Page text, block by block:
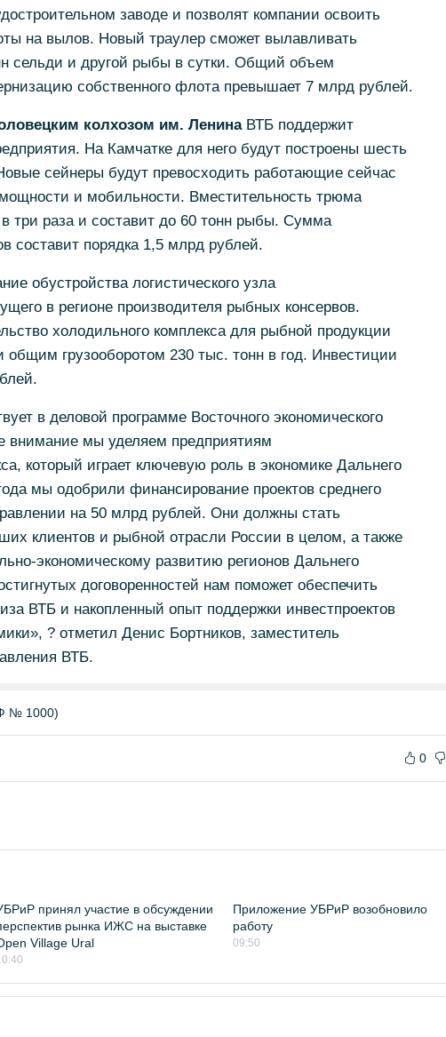
заводе и позволят компании освоить
на вылов. Новый траулер сможет вылавливать
сельди и другой рыбы в сутки. Общий объем
собственного флота превышает 7 млрд рублей.
колхозом им. ЛенинаВТБ поддержит
На Камчатке для него будут построены шесть
сейнеры будут превосходить работающие сейчас
и мобильности. Вместительность трюма
три раза и составит до 60 тонн рыбы. Сумма
составит порядка 1,5 млрд рублей.
обустройства логистического узла
в регионе производителя рыбных консервов.
холодильного комплекса для рыбной продукции
грузооборотом 230 тыс. тонн в год. Инвестиции
в деловой программе Восточного экономического
внимание мы уделяем предприятиям
который играет ключевую роль в экономике Дальнего
мы одобрили финансирование проектов среднего
на 50 млрд рублей. Они должны стать
клиентов и рыбной отрасли России в целом, а также
экономическому развитию регионов Дальнего
договоренностей нам поможет обеспечить
ВТБ и накопленный опыт поддержки инвестпроектов
? отметил Денис Бортников, заместитель
ВТБ.
№ 1000)
0
принял участие в обсуждении
рынка ИЖС на выставке
Village Ural
Приложение УБРиР возобновило
работу
09:50